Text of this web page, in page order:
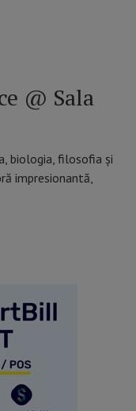
@ Sala
biologia, filosofia și
impresionantă,